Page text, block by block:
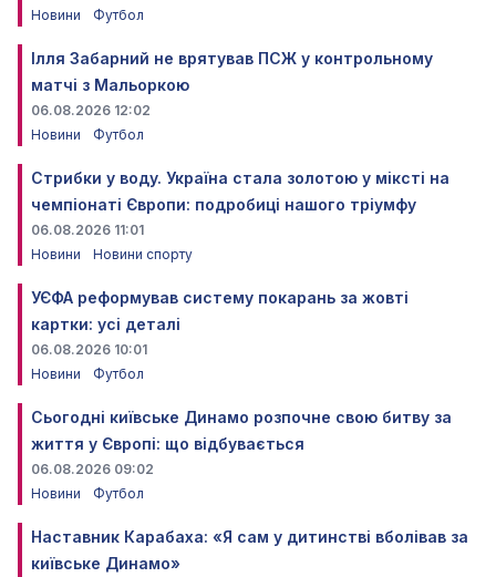
Новини
Футбол
Ілля Забарний не врятував ПСЖ у контрольному
матчі з Мальоркою
06.08.2026 12:02
Новини
Футбол
Стрибки у воду. Україна стала золотою у міксті на
чемпіонаті Європи: подробиці нашого тріумфу
06.08.2026 11:01
Новини
Новини спорту
УЄФА реформував систему покарань за жовті
картки: усі деталі
06.08.2026 10:01
Новини
Футбол
Сьогодні київське Динамо розпочне свою битву за
життя у Європі: що відбувається
06.08.2026 09:02
Новини
Футбол
Наставник Карабаха: «Я сам у дитинстві вболівав за
київське Динамо»